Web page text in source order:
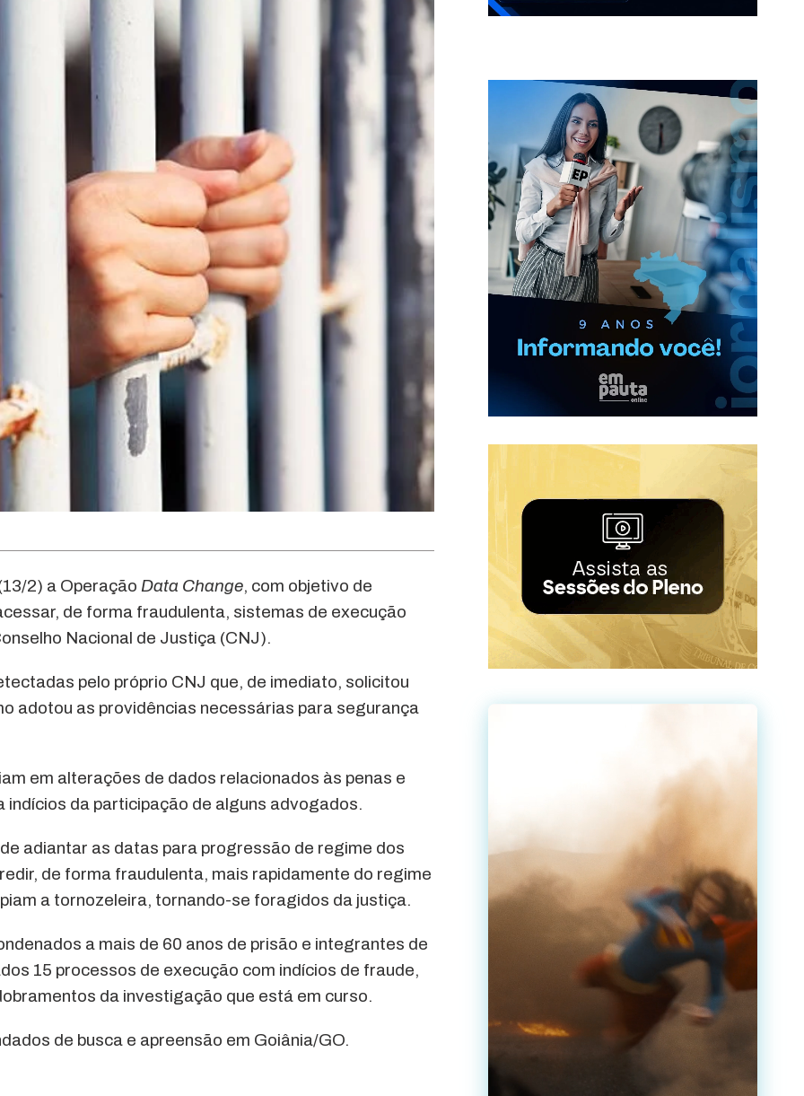
2) a Operação Data Change, com objetivo de
de forma fraudulenta, sistemas de execução
Nacional de Justiça (CNJ).
pelo próprio CNJ que, de imediato, solicitou
adotou as providências necessárias para segurança
em alterações de dados relacionados às penas e
da participação de alguns advogados.
adiantar as datas para progressão de regime dos
de forma fraudulenta, mais rapidamente do regime
a tornozeleira, tornando-se foragidos da justiça.
a mais de 60 anos de prisão e integrantes de
15 processos de execução com indícios de fraude,
da investigação que está em curso.
de busca e apreensão em Goiânia/GO.